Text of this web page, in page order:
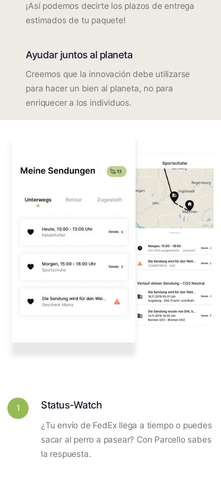
¡Así podemos decirte los plazos de entrega
estimados de tu paquete!
Ayudar juntos al planeta
Creemos que la innovación debe utilizarse
para hacer un bien al planeta, no para
enriquecer a los individuos.
1 Status-Watch
¿Tu envío de FedEx llega a tiempo o puedes
sacar al perro a pasear? Con Parcello sabes
la respuesta.